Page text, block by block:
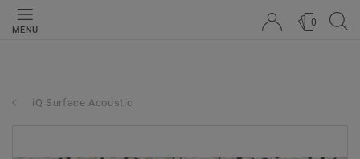
MENU
0
iQ Surface Acoustic